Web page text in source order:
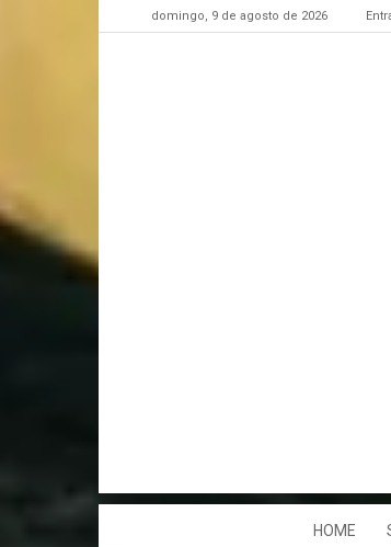
domingo, 9 de agosto de 2026
HOME